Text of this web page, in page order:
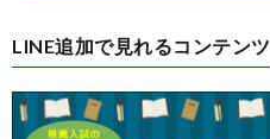
LINE追加で見れるコンテンツ